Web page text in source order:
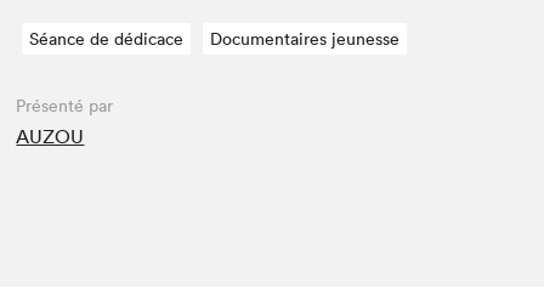
Séance de dédicace Documentaires jeunesse
Présenté par
AUZOU